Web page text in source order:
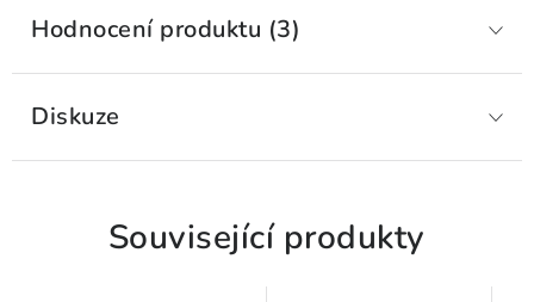
Hodnocení produktu (3)
Diskuze
Související produkty